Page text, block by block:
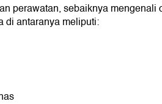
perawatan, sebaiknya
di antaranya meliputi: